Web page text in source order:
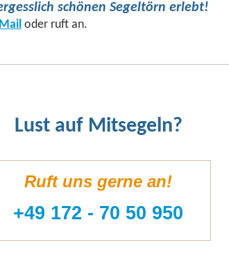
schönen Segeltörn erlebt!
oder ruft an.
Lust auf Mitsegeln?
Ruft uns gerne an!
+49 172 - 70 50 950